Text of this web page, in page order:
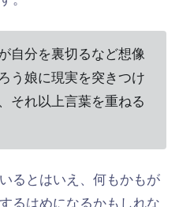
自分を裏切るなど想像
う娘に現実を突きつけ
それ以上言葉を重ねる
るとはいえ、何もかもが
るはめになるかもしれな